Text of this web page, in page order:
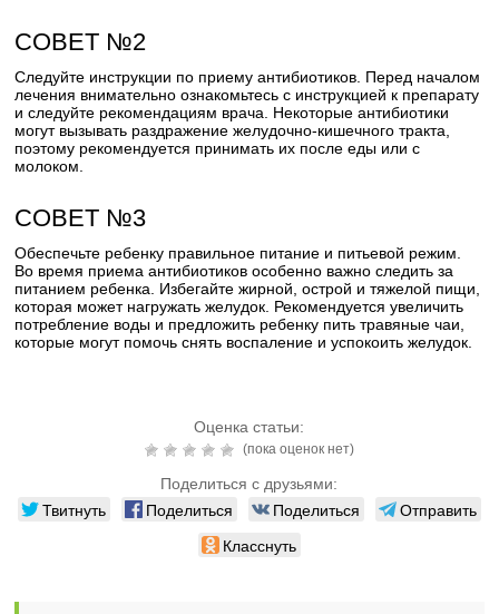
СОВЕТ №2
Следуйте инструкции по приему антибиотиков. Перед началом
лечения внимательно ознакомьтесь с инструкцией к препарату
и следуйте рекомендациям врача. Некоторые антибиотики
могут вызывать раздражение желудочно-кишечного тракта,
поэтому рекомендуется принимать их после еды или с
молоком.
СОВЕТ №3
Обеспечьте ребенку правильное питание и питьевой режим.
Во время приема антибиотиков особенно важно следить за
питанием ребенка. Избегайте жирной, острой и тяжелой пищи,
которая может нагружать желудок. Рекомендуется увеличить
потребление воды и предложить ребенку пить травяные чаи,
которые могут помочь снять воспаление и успокоить желудок.
Оценка статьи:
(пока оценок нет)
Поделиться с друзьями:
Твитнуть Поделиться Поделиться
Отправить
Класснуть